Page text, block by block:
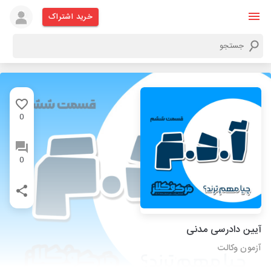
خرید اشتراک
0
0
آیین دادرسی مدنی
آزمون وکالت